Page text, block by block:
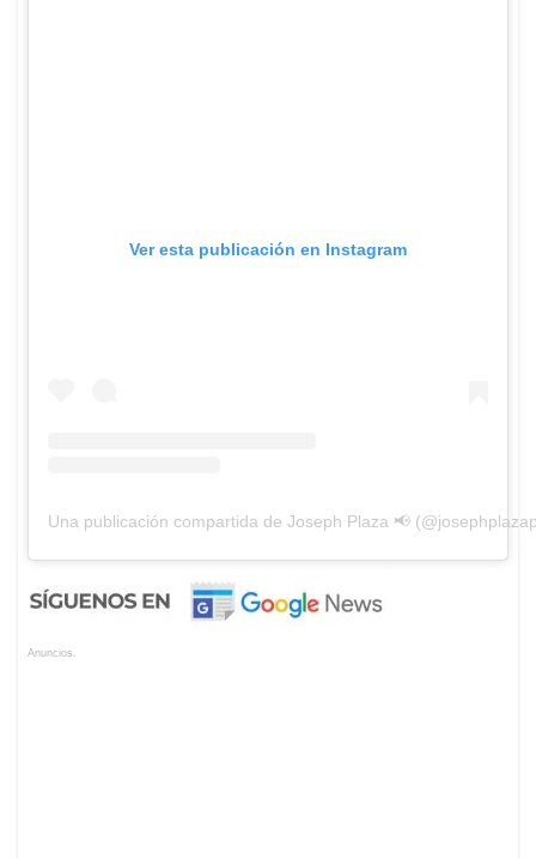
Ver esta publicación en Instagram
Una publicación compartida de Joseph Plaza 📢
Anuncios.